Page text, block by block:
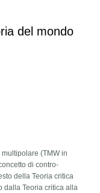
del mondo
(TMW in
di contro-
della Teoria critica
dalla Teoria critica alla